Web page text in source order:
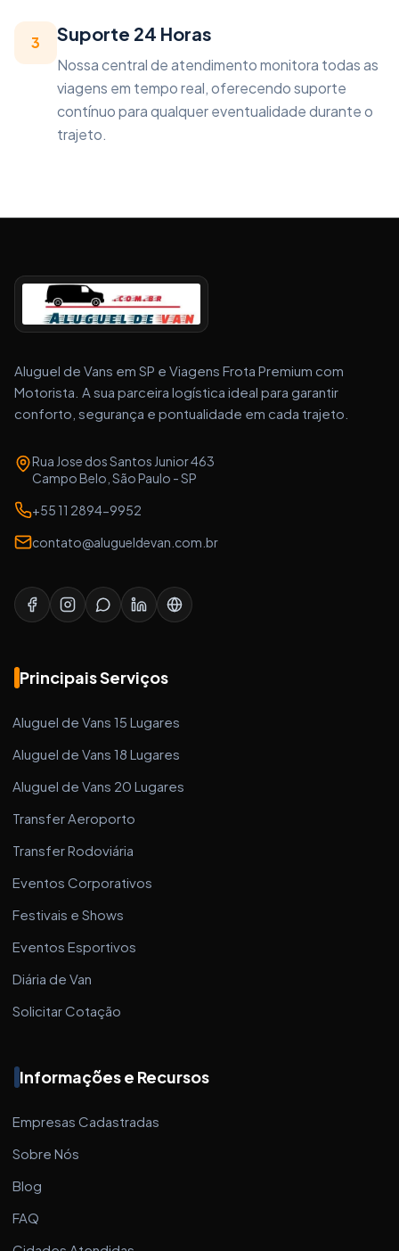
3 Suporte 24 Horas
Nossa central de atendimento monitora todas as
viagens em tempo real, oferecendo suporte
contínuo para qualquer eventualidade durante o
trajeto.
Aluguel de Vans em SP e Viagens Frota Premium com
Motorista. A sua parceira logística ideal para garantir
conforto, segurança e pontualidade em cada trajeto.
Rua Jose dos Santos Junior 463
Campo Belo, São Paulo - SP
+55 11 2894-9952
contato@alugueldevan.com.br
Principais Serviços
Aluguel de Vans 15 Lugares
Aluguel de Vans 18 Lugares
Aluguel de Vans 20 Lugares
Transfer Aeroporto
Transfer Rodoviária
Eventos Corporativos
Festivais e Shows
Eventos Esportivos
Diária de Van
Solicitar Cotação
Informações e Recursos
Empresas Cadastradas
Sobre Nós
Blog
FAQ